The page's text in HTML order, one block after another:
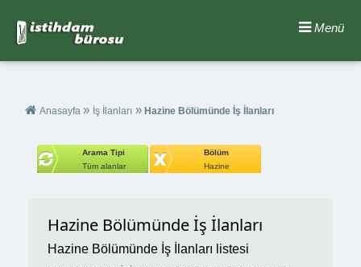
Menü
Anasayfa » İş İlanları » Hazine Bölümünde İş İlanları
Arama Tipi
Tüm alanlar
Bölüm
Hazine
Hazine Bölümünde İş İlanları
Hazine Bölümünde İş İlanları listesi